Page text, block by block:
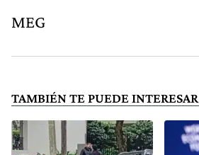
MEG
TAMBIÉN TE PUEDE INTERESAR